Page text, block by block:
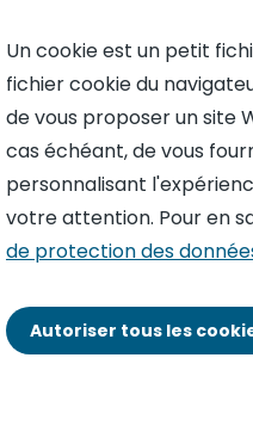
début
Paris – ISIN : FR
au 31 décembre
Un cookie est un petit
fichier cookie du
de vous proposer un site
cas échéant, de vous
personnalisant
votre attention. Pour en
de protection des
Autoriser tous les